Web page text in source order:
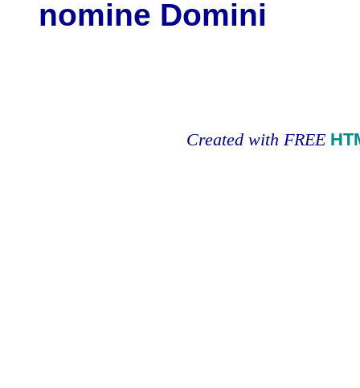
nomine Domini
Created with FREE